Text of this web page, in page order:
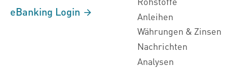
eBanking Login
Anleihen
Währungen & Zinsen
Nachrichten
Analysen